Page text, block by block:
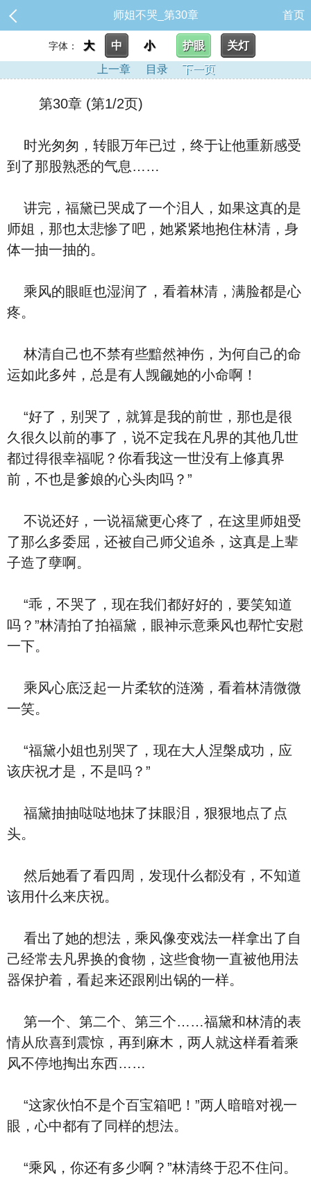
师姐不哭_第30章 首页
字体： 大 中 小 护眼
关灯
上一章
目录 下一页
第30章 (第1/2页)
时光匆匆，转眼万年已过，终于让他重新感受
到了那股熟悉的气息……
讲完，福黛已哭成了一个泪人，如果这真的是
师姐，那也太悲惨了吧，她紧紧地抱住林清，身
体一抽一抽的。
乘风的眼眶也湿润了，看着林清，满脸都是心
疼。
林清自己也不禁有些黯然神伤，为何自己的命
运如此多舛，总是有人觊觎她的小命啊！
“好了，别哭了，就算是我的前世，那也是很
久很久以前的事了，说不定我在凡界的其他几世
都过得很幸福呢？你看我这一世没有上修真界
前，不也是爹娘的心头肉吗？”
不说还好，一说福黛更心疼了，在这里师姐受
了那么多委屈，还被自己师父追杀，这真是上辈
子造了孽啊。
“乖，不哭了，现在我们都好好的，要笑知道
吗？”林清拍了拍福黛，眼神示意乘风也帮忙安慰
一下。
乘风心底泛起一片柔软的涟漪，看着林清微微
一笑。
“福黛小姐也别哭了，现在大人涅槃成功，应
该庆祝才是，不是吗？”
福黛抽抽哒哒地抹了抹眼泪，狠狠地点了点
头。
然后她看了看四周，发现什么都没有，不知道
该用什么来庆祝。
看出了她的想法，乘风像变戏法一样拿出了自
己经常去凡界换的食物，这些食物一直被他用法
器保护着，看起来还跟刚出锅的一样。
第一个、第二个、第三个……福黛和林清的表
情从欣喜到震惊，再到麻木，两人就这样看着乘
风不停地掏出东西……
“这家伙怕不是个百宝箱吧！”两人暗暗对视一
眼，心中都有了同样的想法。
“乘风，你还有多少啊？”林清终于忍不住问。